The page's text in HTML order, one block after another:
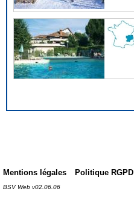
Mentions légales Politique RGPD
BSV Web v02.06.06